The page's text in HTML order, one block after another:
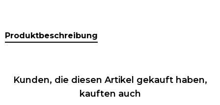
Produktbeschreibung
Kunden, die diesen Artikel gekauft haben,
kauften auch